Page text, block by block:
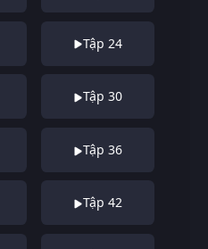
Tập 24
Tập 30
Tập 36
Tập 42